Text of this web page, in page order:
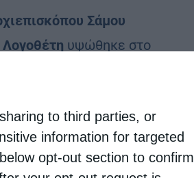
to third parties, or
information for targeted
opt-out section to confirm
Σάμου
υψώθηκε στο
του αγώνα των